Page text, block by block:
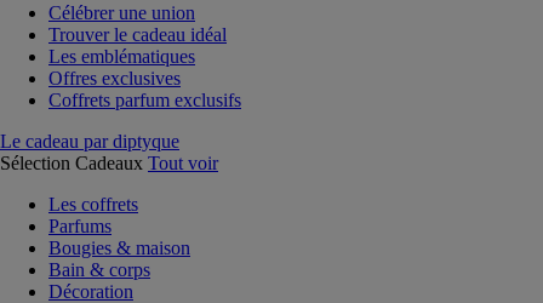
Célébrer une union
Trouver le cadeau idéal
Les emblématiques
Offres exclusives
Coffrets parfum exclusifs
Le cadeau par diptyque
Sélection Cadeaux Tout voir
Les coffrets
Parfums
Bougies & maison
Bain & corps
Décoration